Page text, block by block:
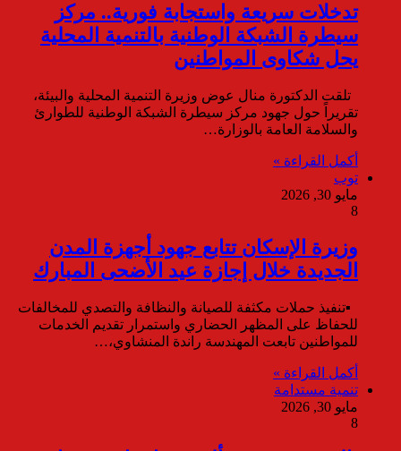
تدخلات سريعة واستجابة فورية.. مركز
سيطرة الشبكة الوطنية بالتنمية المحلية
يحل شكاوى المواطنين
تلقت الدكتورة منال عوض وزيرة التنمية المحلية والبيئة،
تقريراً حول جهود مركز سيطرة الشبكة الوطنية للطوارئ
والسلامة العامة بالوزارة…
أكمل القراءة »
توب
مايو 30, 2026
8
وزيرة الإسكان تتابع جهود أجهزة المدن
الجديدة خلال إجازة عيد الأضحى المبارك
▪︎تنفيذ حملات مكثفة للصيانة والنظافة والتصدي للمخالفات
للحفاظ على المظهر الحضاري واستمرار تقديم الخدمات
للمواطنين تابعت المهندسة راندة المنشاوي،…
أكمل القراءة »
تنمية مستدامة
مايو 30, 2026
8